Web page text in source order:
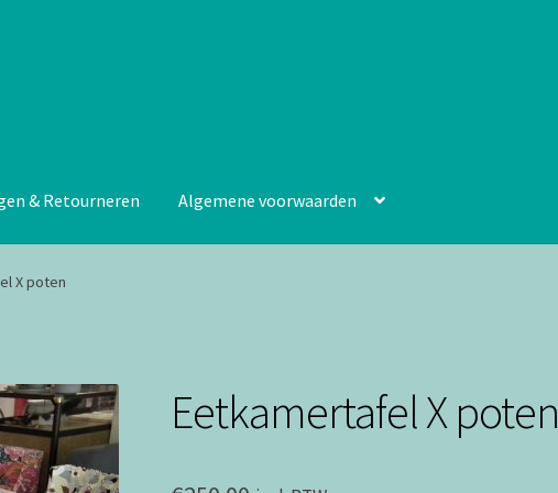
& Retourneren Algemene voorwaarden
X poten
Eetkamertafel X poten